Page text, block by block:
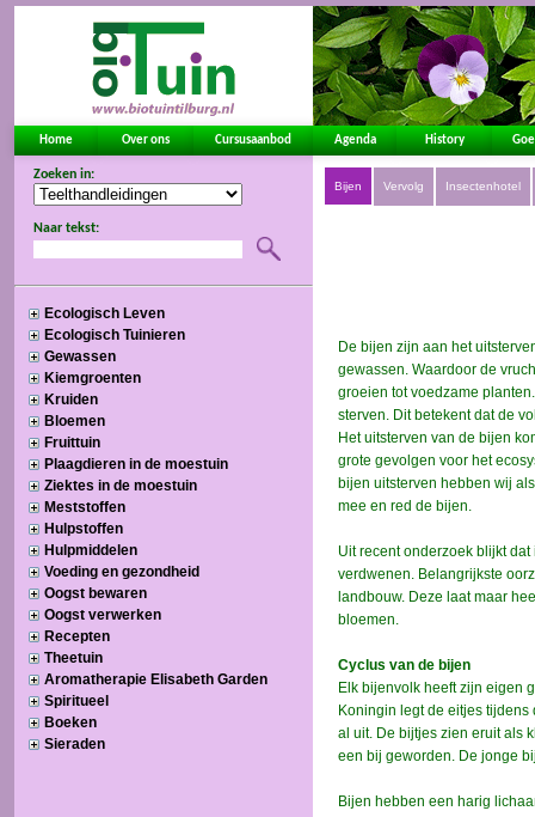
Home Over ons Cursusaanbod Agenda History
Zoeken in:
Naar tekst:
Ecologisch Leven
Ecologisch Tuinieren
Gewassen
Kiemgroenten
Kruiden
Bloemen
Fruittuin
Plaagdieren in de moestuin
Ziektes in de moestuin
Meststoffen
Hulpstoffen
Hulpmiddelen
Voeding en gezondheid
Oogst bewaren
Oogst verwerken
Recepten
Theetuin
Aromatherapie Elisabeth Garden
Spiritueel
Boeken
Sieraden